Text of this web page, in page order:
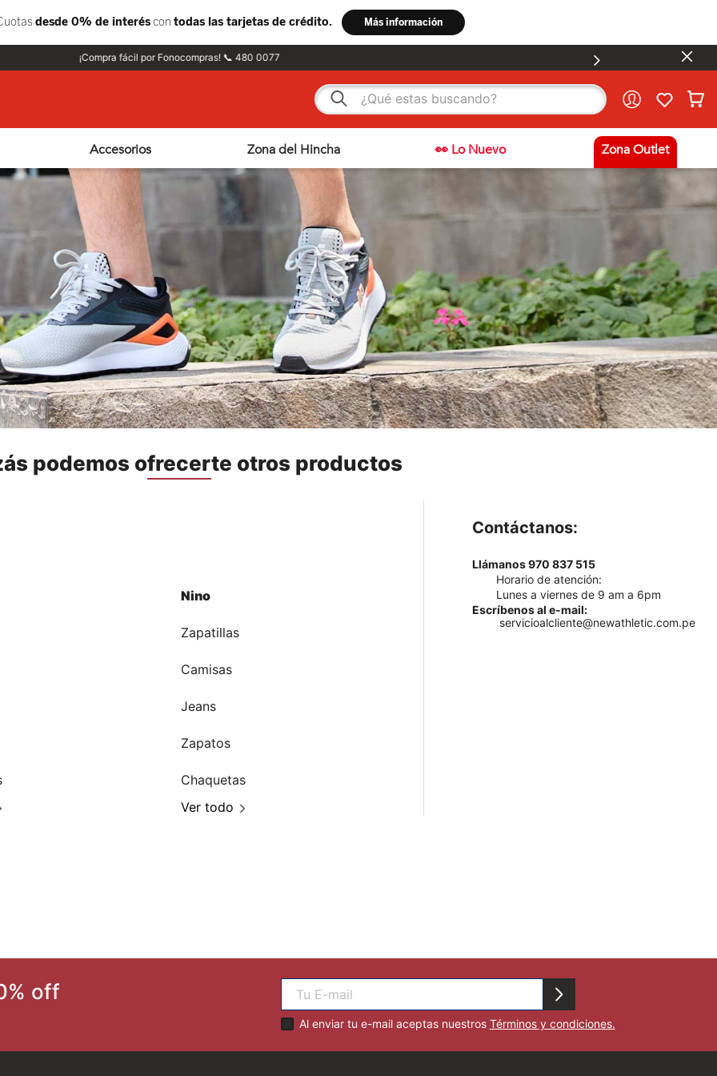
¡Compra fácil por Fonocompras! 📞 480 0077
¿Qué estas buscando?
Accesorios Zona del Hincha 👀 Lo Nuevo Zona Outlet
podemos ofrecerte otros productos
Nino
Zapatillas
Camisas
Jeans
Zapatos
Chaquetas
Ver todo
Contáctanos:
Llámanos 970 837 515
Horario de atención:
Lunes a viernes de 9 am a 6pm
Escríbenos al e-mail:
servicioalcliente@newathletic.com.pe
off
Al enviar tu e-mail aceptas nuestros Términos y condiciones.